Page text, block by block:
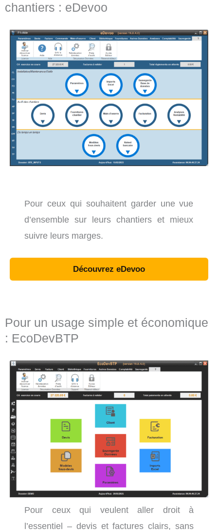
chantiers : eDevoo
Pour ceux qui souhaitent garder une vue
d’ensemble sur leurs chantiers et mieux
suivre leurs marges.
Découvrez eDevoo
Pour un usage simple et économique
: EcoDevBTP
Pour ceux qui veulent aller droit à
l’essentiel – devis et factures clairs, sans